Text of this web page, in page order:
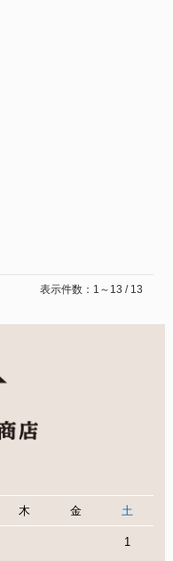
表示件数：1～13 / 13
木 金 土
1